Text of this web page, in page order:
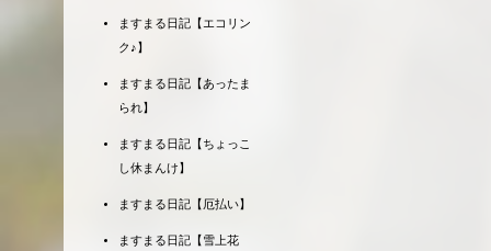
ますまる日記【エコリン
ク♪】
ますまる日記【あったま
られ】
ますまる日記【ちょっこ
し休まんけ】
ますまる日記【厄払い】
ますまる日記【雪上花